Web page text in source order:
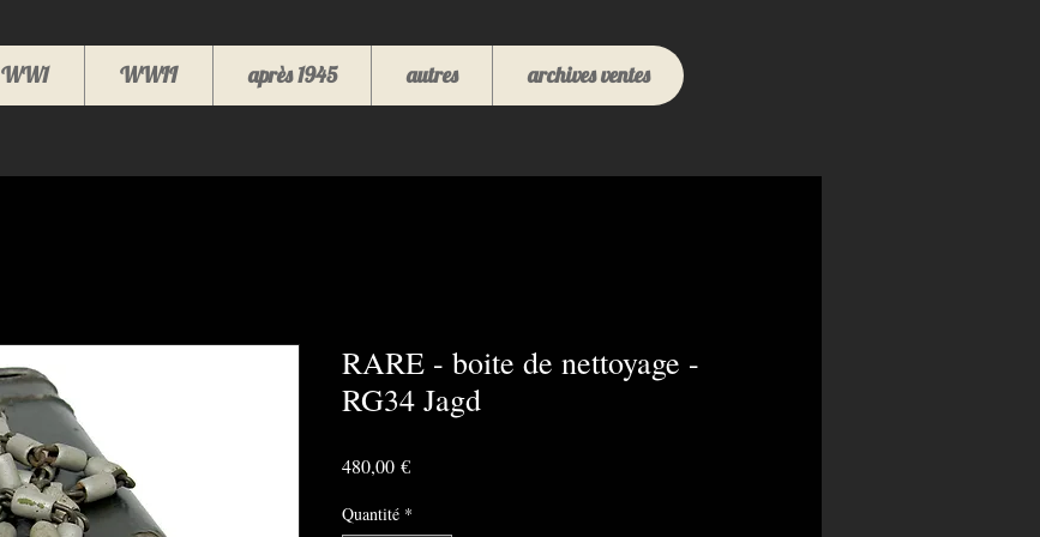
WW1 WWII après 1945 autres archives ventes
RARE - boite de nettoyage -
RG34 Jagd
480,00 €Prix
Quantité *